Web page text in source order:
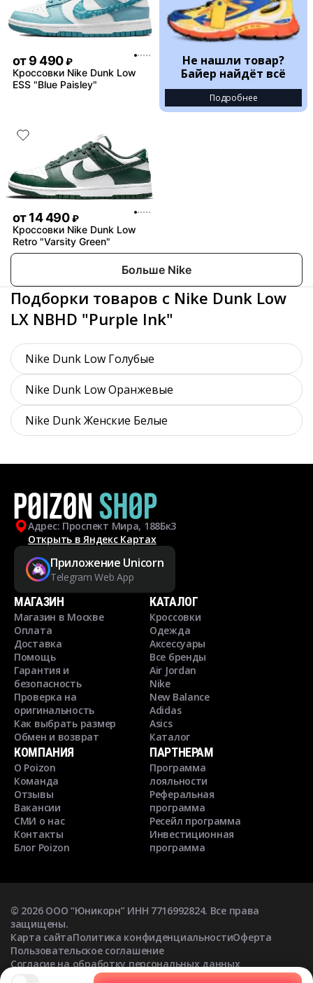
от9 490 ₽
Кроссовки Nike Dunk Low
ESS "Blue Paisley"
Не нашли товар?
Байер найдёт всё
Подробнее
от14 490 ₽
Кроссовки Nike Dunk Low
Retro "Varsity Green"
Больше Nike
Подборки товаров с Nike Dunk Low
LX NBHD "Purple Ink"
Nike Dunk Low Голубые
Nike Dunk Low Оранжевые
Nike Dunk Женские Белые
Адрес: Проспект Мира, 188Бк3
Открыть в Яндекс Картах
Приложение Unicorn
Telegram Web App
МАГАЗИН
Магазин в Москве
Оплата
Доставка
Помощь
Гарантия и
безопасность
Проверка на
оригинальность
Как выбрать размер
Обмен и возврат
КАТАЛОГ
Кроссовки
Одежда
Аксессуары
Все бренды
Air Jordan
Nike
New Balance
Adidas
Asics
Каталог
КОМПАНИЯ
О Poizon
Команда
Отзывы
Вакансии
СМИ о нас
Контакты
Блог Poizon
ПАРТНЕРАМ
Программа
лояльности
Реферальная
программа
Ресейл программа
Инвестиционная
программа
© 2026ООО “Юникорн” ИНН 7716992824. Все права
защищены.
Карта сайтаПолитика конфиденциальностиОферта
Пользовательское соглашение
Согласие на обработку персональных данных
Согласие на получение рекламных рассылок